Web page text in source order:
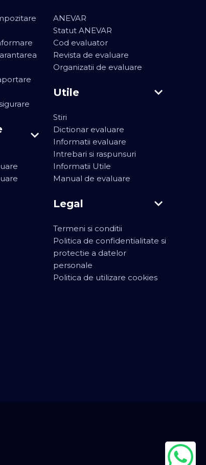
ANEVAR
Statut ANEVAR
Cod evaluator
Revista de evaluare
Organizatii de evaluare
Utile
Stiri
Dictionar evaluare
Informatii evaluare
Intrebari si raspunsuri
Informatii Utile
Manual de evaluare
Legal
Termeni si conditii
Politica de confidentialitate si
protectie a datelor
personale
Politica de utilizare cookies